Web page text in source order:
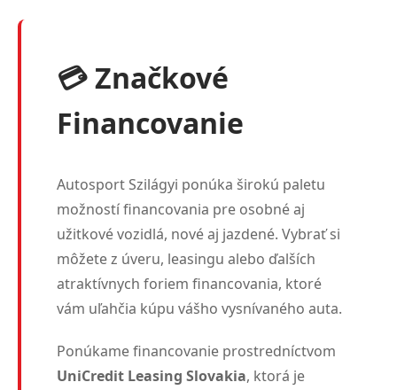
💳 Značkové
Financovanie
Autosport Szilágyi ponúka širokú paletu
možností financovania pre osobné aj
užitkové vozidlá, nové aj jazdené. Vybrať si
môžete z úveru, leasingu alebo ďalších
atraktívnych foriem financovania, ktoré
vám uľahčia kúpu vášho vysnívaného auta.
Ponúkame financovanie prostredníctvom
UniCredit Leasing Slovakia, ktorá je